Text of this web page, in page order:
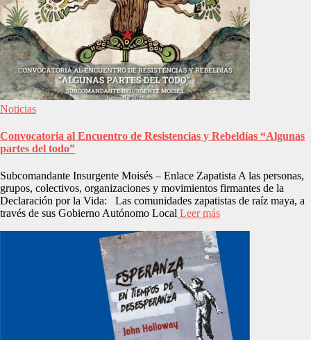
Noticias
Convocatoria al Encuentro de Resistencias y Rebeldías “Algunas
partes del todo”
Subcomandante Insurgente Moisés – Enlace Zapatista A las personas,
grupos, colectivos, organizaciones y movimientos firmantes de la
Declaración por la Vida: Las comunidades zapatistas de raíz maya, a
través de sus Gobierno Autónomo Local Leer más